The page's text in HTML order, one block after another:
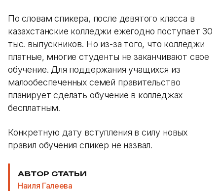
По словам спикера, после девятого класса в
казахстанские колледжи ежегодно поступает 30
тыс. выпускников. Но из-за того, что колледжи
платные, многие студенты не заканчивают свое
обучение. Для поддержания учащихся из
малообеспеченных семей правительство
планирует сделать обучение в колледжах
бесплатным.
Конкретную дату вступления в силу новых
правил обучения спикер не назвал.
АВТОР СТАТЬИ
Наиля Галеева